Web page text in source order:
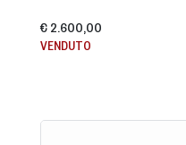
€ 2.600,00
VENDUTO